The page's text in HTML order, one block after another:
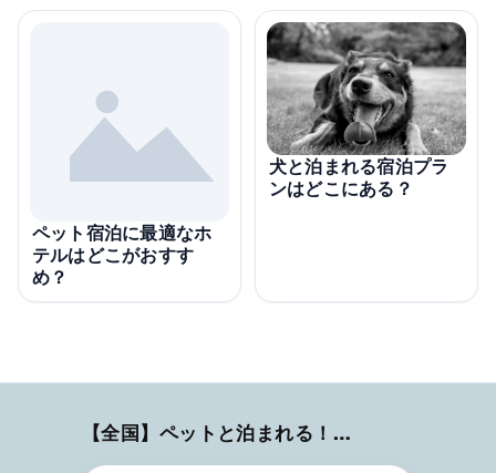
ペット宿泊に最適なホ
テルはどこがおすす
め？
犬と泊まれる宿泊プラ
ンはどこにある？
【全国】ペットと泊まれる！ホテル・旅館・ヴィラ